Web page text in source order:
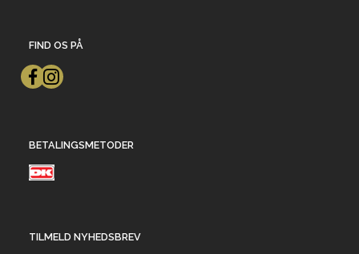
FIND OS PÅ
BETALINGSMETODER
TILMELD NYHEDSBREV